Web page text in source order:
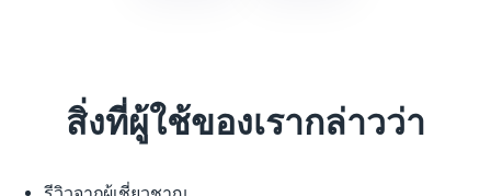
สิ่งที่ผู้ใช้ของเรากล่าวว่า